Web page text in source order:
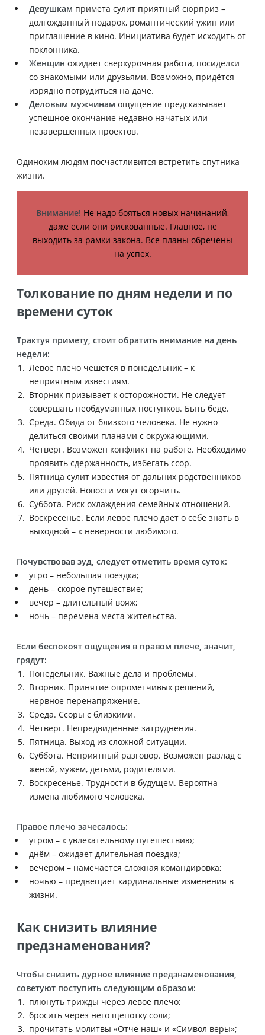
Девушкам примета сулит приятный сюрприз –
долгожданный подарок, романтический ужин или
приглашение в кино. Инициатива будет исходить от
поклонника.
Женщин ожидает сверхурочная работа, посиделки
со знакомыми или друзьями. Возможно, придётся
изрядно потрудиться на даче.
Деловым мужчинам ощущение предсказывает
успешное окончание недавно начатых или
незавершённых проектов.
Одиноким людям посчастливится встретить спутника
жизни.
Внимание! Не надо бояться новых начинаний,
даже если они рискованные. Главное, не
выходить за рамки закона. Все планы обречены
на успех.
Толкование по дням недели и по
времени суток
Трактуя примету, стоит обратить внимание на день
недели:
Левое плечо чешется в понедельник – к
неприятным известиям.
Вторник призывает к осторожности. Не следует
совершать необдуманных поступков. Быть беде.
Среда. Обида от близкого человека. Не нужно
делиться своими планами с окружающими.
Четверг. Возможен конфликт на работе. Необходимо
проявить сдержанность, избегать ссор.
Пятница сулит известия от дальних родственников
или друзей. Новости могут огорчить.
Суббота. Риск охлаждения семейных отношений.
Воскресенье. Если левое плечо даёт о себе знать в
выходной – к неверности любимого.
Почувствовав зуд, следует отметить время суток:
утро – небольшая поездка;
день – скорое путешествие;
вечер – длительный вояж;
ночь – перемена места жительства.
Если беспокоят ощущения в правом плече, значит,
грядут:
Понедельник. Важные дела и проблемы.
Вторник. Принятие опрометчивых решений,
нервное перенапряжение.
Среда. Ссоры с близкими.
Четверг. Непредвиденные затруднения.
Пятница. Выход из сложной ситуации.
Суббота. Неприятный разговор. Возможен разлад с
женой, мужем, детьми, родителями.
Воскресенье. Трудности в будущем. Вероятна
измена любимого человека.
Правое плечо зачесалось:
утром – к увлекательному путешествию;
днём – ожидает длительная поездка;
вечером – намечается сложная командировка;
ночью – предвещает кардинальные изменения в
жизни.
Как снизить влияние
предзнаменования?
Чтобы снизить дурное влияние предзнаменования,
советуют поступить следующим образом:
плюнуть трижды через левое плечо;
бросить через него щепотку соли;
прочитать молитвы «Отче наш» и «Символ веры»;